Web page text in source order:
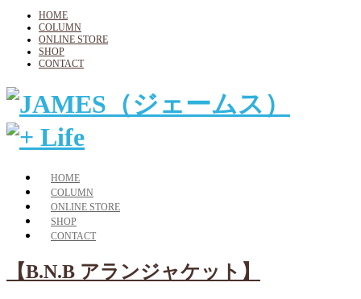
HOME
COLUMN
ONLINE STORE
SHOP
CONTACT
HOME
COLUMN
ONLINE STORE
SHOP
CONTACT
【B.N.B アランジャケット】